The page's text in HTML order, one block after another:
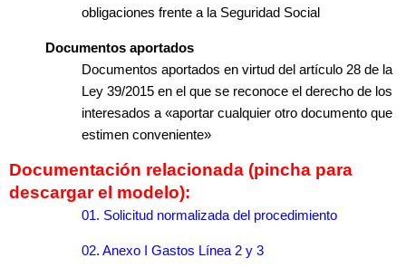
obligaciones frente a la Seguridad Social
Documentos aportados
Documentos aportados en virtud del artículo 28 de la
Ley 39/2015 en el que se reconoce el derecho de los
interesados a «aportar cualquier otro documento que
estimen conveniente»
Documentación relacionada (pincha para
descargar el modelo):
01. Solicitud normalizada del procedimiento
02. Anexo I Gastos Línea 2 y 3